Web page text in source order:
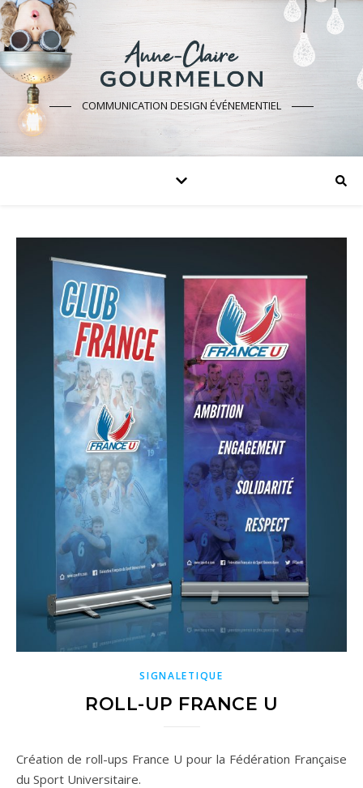
COMMUNICATION DESIGN ÉVÉNEMENTIEL
SIGNALETIQUE
ROLL-UP FRANCE U
Création de roll-ups France U pour la Fédération Française
du Sport Universitaire.